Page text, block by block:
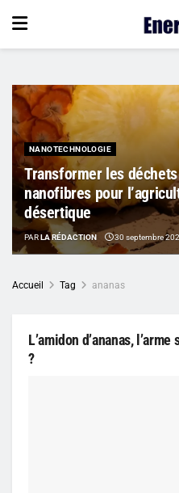
NANOTECHNOLOGIE
Transformer les déchets
nanofibres pour
désertique
PARLA RÉDACTION 30 septembre
Accueil Tag ananas
L’amidon d’ananas,
?